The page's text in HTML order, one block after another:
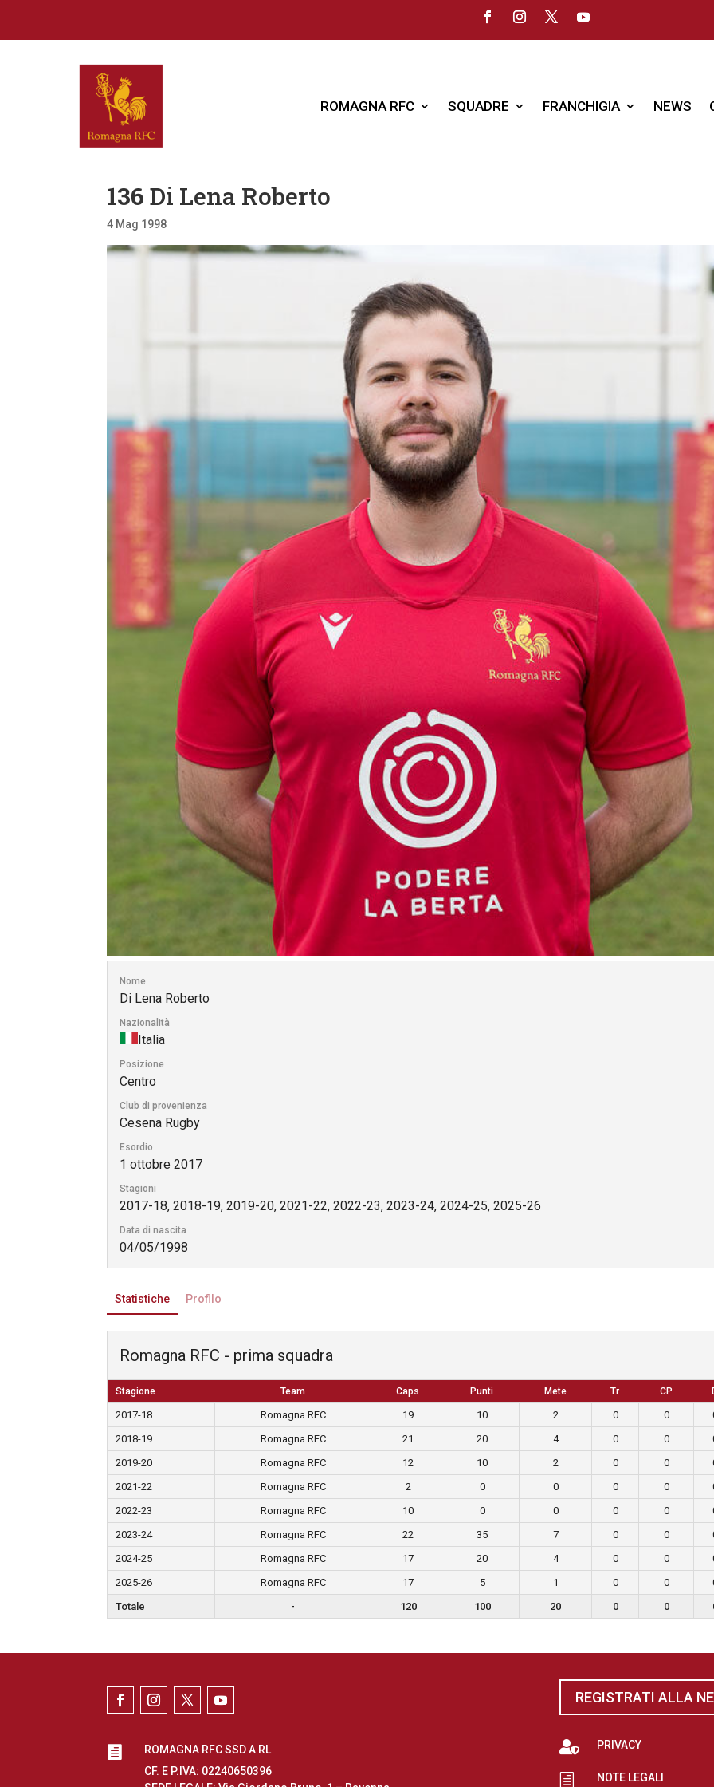
ROMAGNA RFC SQUADRE FRANCHIGIA NEWS
136 Di Lena Roberto
4 Mag 1998
Nome
Di Lena Roberto
Nazionalità
Italia
Posizione
Centro
Club di provenienza
Cesena Rugby
Esordio
1 ottobre 2017
Stagioni
2017-18, 2018-19, 2019-20, 2021-22, 2022-23, 2023-24, 2024-25, 2025-26
Data di nascita
04/05/1998
Statistiche Profilo
Romagna RFC - prima squadra
Stagione Team Caps Punti Mete Tr CP
2017-18 Romagna RFC 19 10 2 0 0
2018-19
Romagna RFC 21 20 4 0 0
2019-20
Romagna RFC 12 10 2 0 0
2021-22
Romagna RFC 2 0 0 0 0
2022-23
Romagna RFC 10 0 0 0 0
2023-24
Romagna RFC 22 35 7 0 0
2024-25
Romagna RFC 17 20 4 0 0
2025-26
Romagna RFC 17 5 1 0 0
Totale
- 120 100 20 0 0

ROMAGNA RFC SSD A RL
CF. E P.IVA: 02240650396
REGISTRATI ALLA
 PRIVACY
h NOTE LEGALI